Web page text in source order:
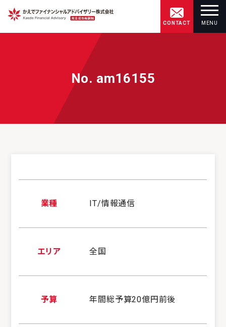
CONTACT MENU
No. am16155
業種 IT/情報通信
エリア 全国
予算 年間総予算20億円前後